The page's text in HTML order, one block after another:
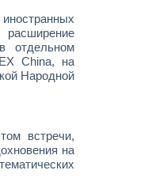
отдельном
China, на
Народной
встречи,
на